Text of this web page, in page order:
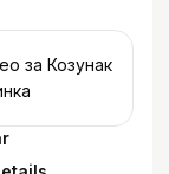
за Козунак